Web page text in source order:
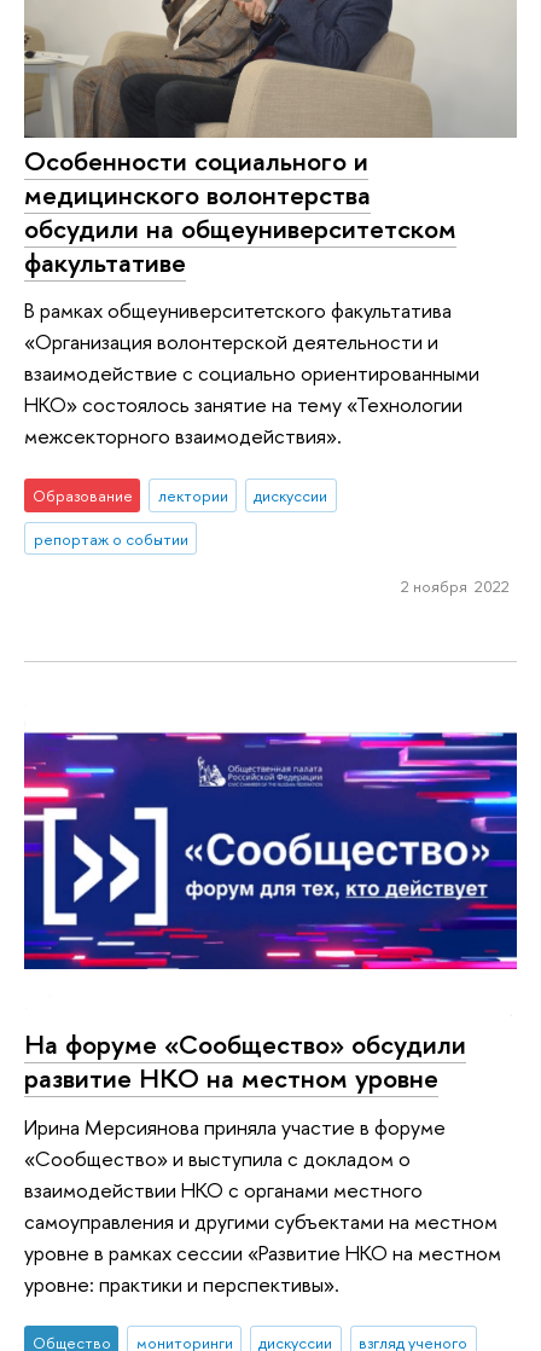
Особенности социального и
медицинского волонтерства
обсудили на общеуниверситетском
факультативе
В рамках общеуниверситетского факультатива
«Организация волонтерской деятельности и
взаимодействие с социально ориентированными
НКО» состоялось занятие на тему «Технологии
межсекторного взаимодействия».
Образование лектории
дискуссии
репортаж о событии
2 ноября 2022
На форуме «Сообщество» обсудили
развитие НКО на местном уровне
Ирина Мерсиянова приняла участие в форуме
«Сообщество» и выступила с докладом о
взаимодействии НКО с органами местного
самоуправления и другими субъектами на местном
уровне в рамках сессии «Развитие НКО на местном
уровне: практики и перспективы».
Общество мониторинги дискуссии взгляд ученого